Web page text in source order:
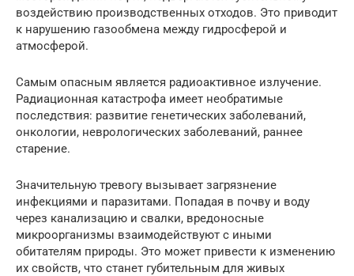
воздействию производственных отходов. Это приводит
к нарушению газообмена между гидросферой и
атмосферой.
Самым опасным является радиоактивное излучение.
Радиационная катастрофа имеет необратимые
последствия: развитие генетических заболеваний,
онкологии, неврологических заболеваний, раннее
старение.
Значительную тревогу вызывает загрязнение
инфекциями и паразитами. Попадая в почву и воду
через канализацию и свалки, вредоносные
микроорганизмы взаимодействуют с иными
обитателям природы. Это может привести к изменению
их свойств, что станет губительным для живых